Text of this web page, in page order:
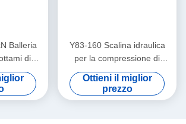
Balleria
di
e
Y83-160 Scalina idraulica
per la compressione di
rottami di acciaio e alluminio
da 160 tonnellate
Ottieni il miglior
prezzo